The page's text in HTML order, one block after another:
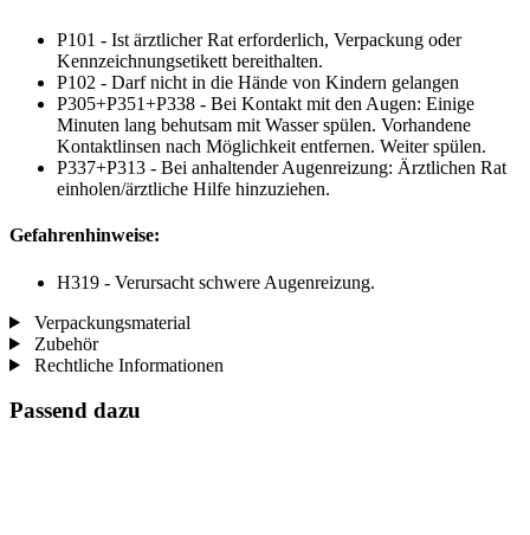
P101 - Ist ärztlicher Rat erforderlich, Verpackung oder
Kennzeichnungsetikett bereithalten.
P102 - Darf nicht in die Hände von Kindern gelangen
P305+P351+P338 - Bei Kontakt mit den Augen: Einige
Minuten lang behutsam mit Wasser spülen. Vorhandene
Kontaktlinsen nach Möglichkeit entfernen. Weiter spülen.
P337+P313 - Bei anhaltender Augenreizung: Ärztlichen Rat
einholen/ärztliche Hilfe hinzuziehen.
Gefahrenhinweise:
H319 - Verursacht schwere Augenreizung.
Verpackungsmaterial
Zubehör
Rechtliche Informationen
Passend dazu